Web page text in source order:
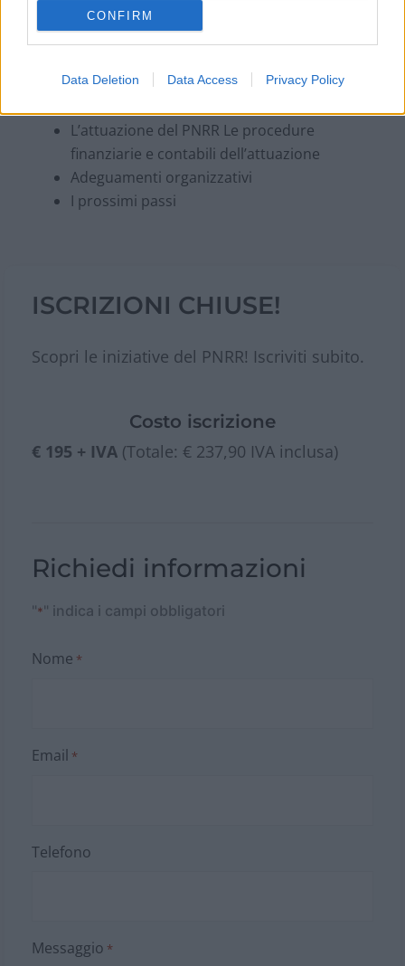
CONFIRM
Data Deletion Data Access Privacy Policy
L’attuazione del PNRR (Modalità attuative
per tipologia di intervento)
– 24 riferiti a investimenti
L’attuazione del PNRR Le procedure
finanziarie e contabili dell’attuazione
Adeguamenti organizzativi
I prossimi passi
ISCRIZIONI CHIUSE!
Scopri le iniziative del PNRR! Iscriviti subito.
Costo iscrizione
€ 195 + IVA (Totale: € 237,90 IVA inclusa)
Richiedi informazioni
"*" indica i campi obbligatori
Nome *
Email *
Telefono
Messaggio *